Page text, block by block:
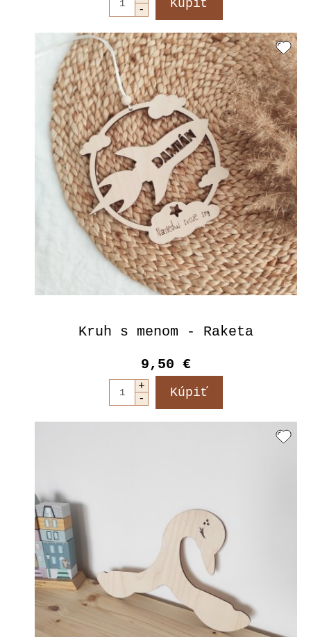
Kruh s menom - Raketa
9,50 €